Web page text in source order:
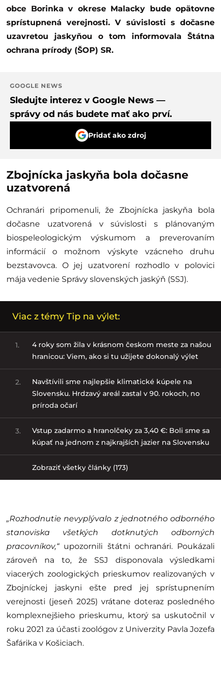
obce Borinka v okrese Malacky bude opätovne
sprístupnená verejnosti. V súvislosti s dočasne
uzavretou jaskyňou o tom informovala Štátna
ochrana prírody (ŠOP) SR.
GOOGLE NEWS
Sledujte interez v Google News —
správy od nás budete mať ako prví.
Pridať ako zdroj
Zbojnícka jaskyňa bola dočasne
uzatvorená
Ochranári pripomenuli, že Zbojnícka jaskyňa bola
dočasne uzatvorená v súvislosti s plánovaným
biospeleologickým výskumom a preverovaním
informácií o možnom výskyte vzácneho druhu
bezstavovca. O jej uzatvorení rozhodlo v polovici
mája vedenie Správy slovenských jaskýň (SSJ).
Viac z témy Tip na výlet:
1.
4 roky som žila v krásnom českom meste za našou
hranicou: Viem, ako si tu užijete dokonalý výlet
2.
Navštívili sme najlepšie klimatické kúpele na
Slovensku. Hrdzavý areál zastal v 90. rokoch, no
príroda očarí
3.
Vstup zadarmo a hranolčeky za 3,40 €: Boli sme sa
kúpať na jednom z najkrajších jazier na Slovensku
Zobraziť všetky články (173)
„Rozhodnutie nevyplývalo z jednotného odborného
stanoviska všetkých dotknutých odborných
pracovníkov,“upozornili štátni ochranári. Poukázali
zároveň na to, že SSJ disponovala výsledkami
viacerých zoologických prieskumov realizovaných v
Zbojníckej jaskyni ešte pred jej sprístupnením
verejnosti (jeseň 2025) vrátane doteraz posledného
komplexnejšieho prieskumu, ktorý sa uskutočnil v
roku 2021 za účasti zoológov z Univerzity Pavla Jozefa
Šafárika v Košiciach.